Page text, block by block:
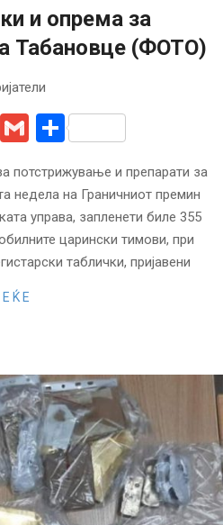
и опрема за
Табановце (ФОТО)
ViberGmailShare
потстрижување и препарати за
недела на Граничниот премин
управа, запленети биле 355
царински тимови, при
таблички, пријавени